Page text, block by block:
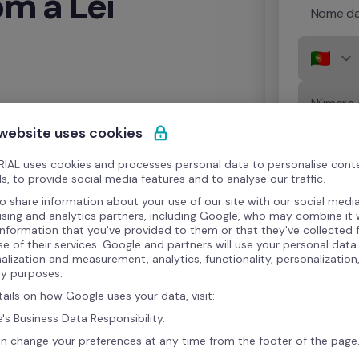
legal
as organizações que
em vigor as
risco e o tempo
meses.
pelos requisitos
: desde a
risco, às formações
políticas internas que
Nome
Quero
perfil, por
SMS ou
agentes
suas
Ao enviar
dados para
Para mais
direitos ao
Privacidade.
uses cookies
uses cookies and processes personal data to personalise
to provide social media features and to analyse our traffic.
share information about your use of our site with our social
and analytics partners, including Google, who may combine it
that you've provided to them or that they've collected
of their services. Google and partners will use your personal
and measurement, analytics, functionality,
purposes.
on how Google uses your data, visit:
Business Data Responsibility.
change your preferences at any time from the footer of the page.